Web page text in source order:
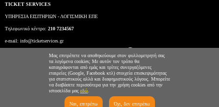
TICKET SERVICES
ΥΠΗΡΕΣΙΑ ΕΙΣΙΤΗΡΙΩΝ - ΛΟΓΙΣΜΙΚΗ ΕΠΕ
Τηλεφωνικό κέντρο: 210 7234567
e-mail: info@ticketservices.gr
Εκδοτήριο: Πανεπιστημίου 39 (Στοά Πεσμαζόγλου), Αθήνα
Ώρες λειτουργίας εκδοτηρίου: Δευ-Παρ: 9πμ-5μμ
Μας επιτρέπετε να αποθηκεύουμε στον φυλλομετρητή σας
τα λεγόμενα cookies; Με αυτόν τον τρόπο θα
καταγράφονται από εμάς και τρίτες συνεργαζόμενες
εταιρείες (Google, Facebook κτλ) στοιχεία επισκεψιμότητας
για στατιστικούς αλλά και διαφημιστικούς λόγους. Μπορείτε
να διαβάσετε περισσότερα για την χρήση cookies από την
ιστοσελίδα μας εδώ
Ναι, επιτρέπω Όχι, δεν επιτρέπω